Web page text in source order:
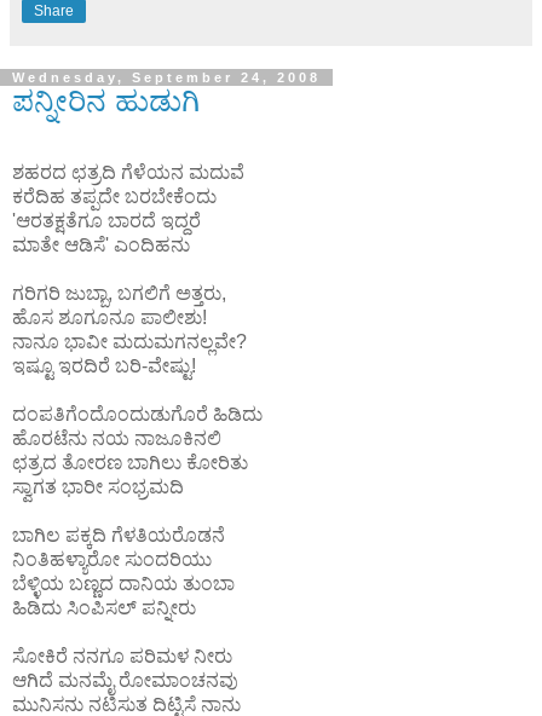
Share
Wednesday, September 24, 2008
ಪನ್ನೀರಿನ ಹುಡುಗಿ
ಶಹರದ ಛತ್ರದಿ ಗೆಳೆಯನ ಮದುವೆ
ಕರೆದಿಹ ತಪ್ಪದೇ ಬರಬೇಕೆಂದು
'ಆರತಕ್ಷತೆಗೂ ಬಾರದೆ ಇದ್ದರೆ
ಮಾತೇ ಆಡಿಸೆ' ಎಂದಿಹನು
ಗರಿಗರಿ ಜುಬ್ಬಾ, ಬಗಲಿಗೆ ಅತ್ತರು,
ಹೊಸ ಶೂಗೂನೂ ಪಾಲೀಶು!
ನಾನೂ ಭಾವೀ ಮದುಮಗನಲ್ಲವೇ?
ಇಷ್ಟೂ ಇರದಿರೆ ಬರಿ-ವೇಷ್ಟು!
ದಂಪತಿಗೆಂದೊಂದುಡುಗೊರೆ ಹಿಡಿದು
ಹೊರಟೆನು ನಯ ನಾಜೂಕಿನಲಿ
ಛತ್ರದ ತೋರಣ ಬಾಗಿಲು ಕೋರಿತು
ಸ್ವಾಗತ ಭಾರೀ ಸಂಭ್ರಮದಿ
ಬಾಗಿಲ ಪಕ್ಕದಿ ಗೆಳತಿಯರೊಡನೆ
ನಿಂತಿಹಳ್ಯಾರೋ ಸುಂದರಿಯು
ಬೆಳ್ಳಿಯ ಬಣ್ಣದ ದಾನಿಯ ತುಂಬಾ
ಹಿಡಿದು ಸಿಂಪಿಸಲ್ ಪನ್ನೀರು
ಸೋಕಿರೆ ನನಗೂ ಪರಿಮಳ ನೀರು
ಆಗಿದೆ ಮನಮೈ ರೋಮಾಂಚನವು
ಮುನಿಸನು ನಟಿಸುತ ದಿಟ್ಟಿಸೆ ನಾನು